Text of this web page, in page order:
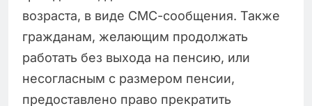
возраста, в виде СМС-сообщения. Также
гражданам, желающим продолжать
работать без выхода на пенсию, или
несогласным с размером пенсии,
предоставлено право прекратить